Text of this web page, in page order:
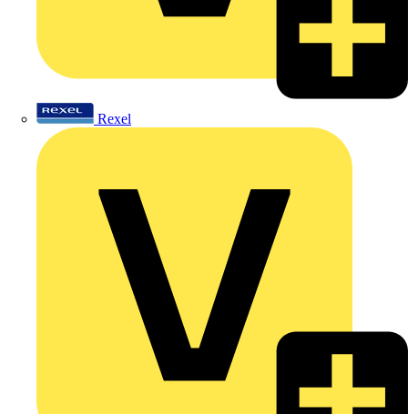
Rexel